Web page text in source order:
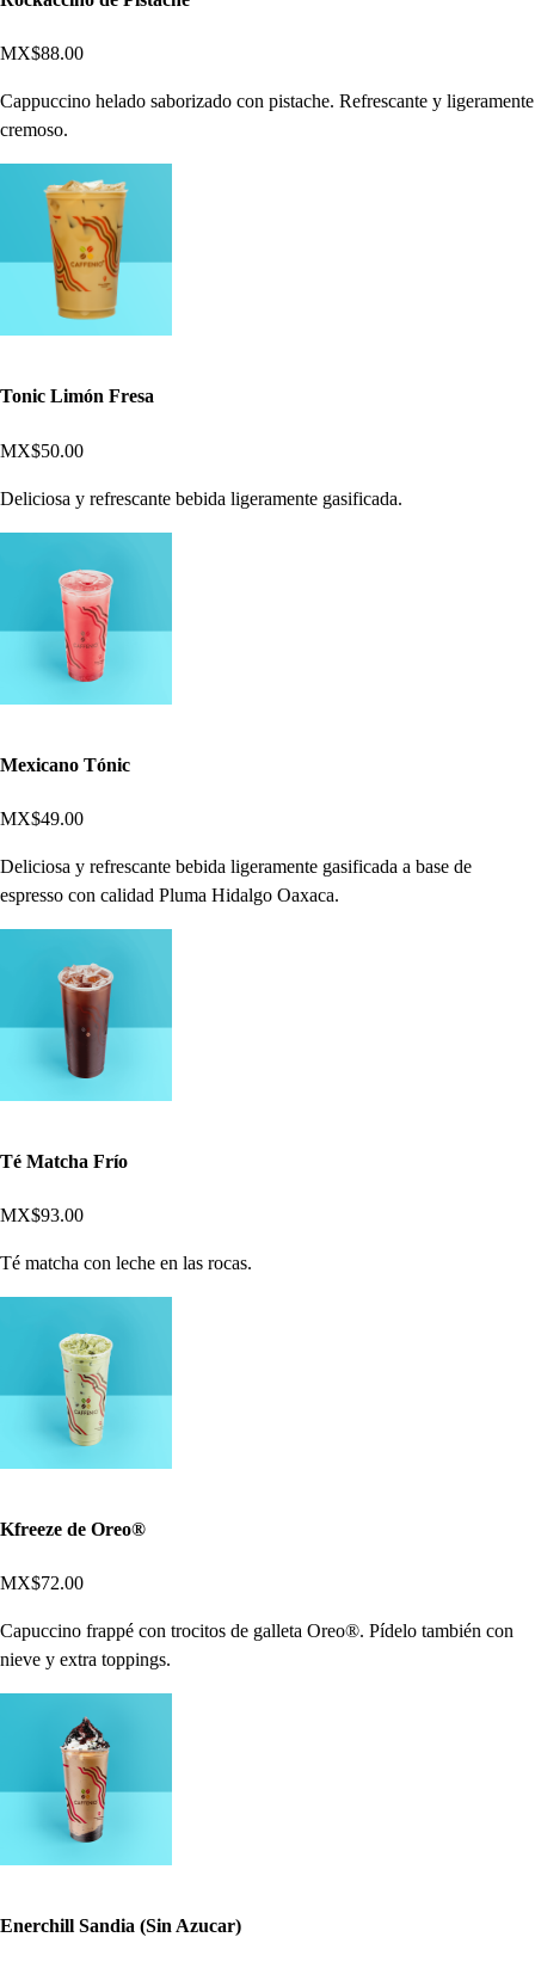
MX$88.00
Cappuccino helado saborizado con pistache. Refrescante y ligeramente
cremoso.
Tonic Limón Fresa
MX$50.00
Deliciosa y refrescante bebida ligeramente gasificada.
Mexicano Tónic
MX$49.00
Deliciosa y refrescante bebida ligeramente gasificada a base de
espresso con calidad Pluma Hidalgo Oaxaca.
Té Matcha Frío
MX$93.00
Té matcha con leche en las rocas.
Kfreeze de Oreo®
MX$72.00
Capuccino frappé con trocitos de galleta Oreo®. Pídelo también con
nieve y extra toppings.
Enerchill Sandia (Sin Azucar)